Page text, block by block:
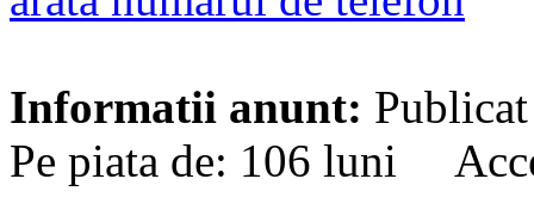
Informatii anunt:
Pe piata de: 106 luni